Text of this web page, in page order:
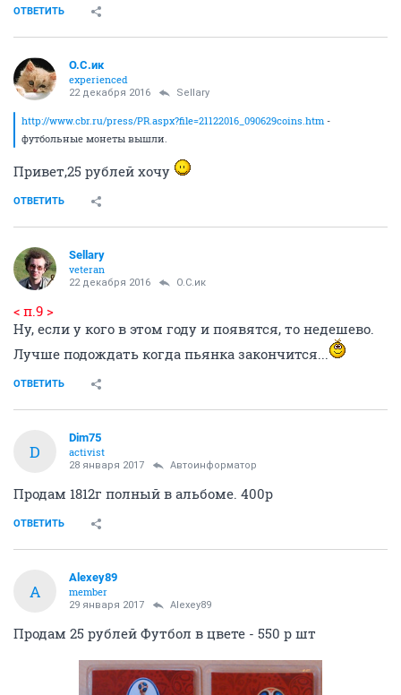
ОТВЕТИТЬ
О.С.ик
experienced
22 декабря 2016 Sellary
http://www.cbr.ru/press/PR.aspx?file=21122016_090629coins.htm -
футбольные монеты вышли.
Привет,25 рублей хочу
ОТВЕТИТЬ
Sellary
veteran
22 декабря 2016 О.С.ик
< п.9 >
Ну, если у кого в этом году и появятся, то недешево.
Лучше подождать когда пьянка закончится...
ОТВЕТИТЬ
D
Dim75
activist
28 января 2017 Автоинформатор
Продам 1812г полный в альбоме. 400р
ОТВЕТИТЬ
A
Alexey89
member
29 января 2017 Alexey89
Продам 25 рублей Футбол в цвете - 550 р шт